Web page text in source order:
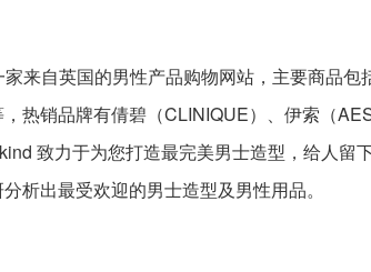
来自英国的男性产品购物网站，主要商品
热销品牌有倩碧（CLINIQUE）、伊索（
致力于为您打造最完美男士造型，给人留
析出最受欢迎的男士造型及男性用品。